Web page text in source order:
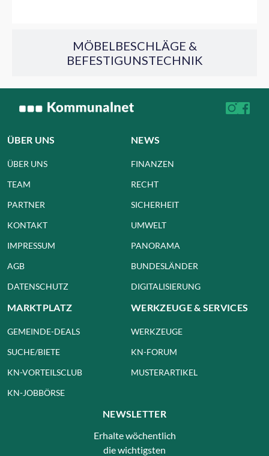
MÖBELBESCHLÄGE &
BEFESTIGUNSTECHNIK
ÜBER UNS
ÜBER UNS
TEAM
PARTNER
KONTAKT
IMPRESSUM
AGB
DATENSCHUTZ
NEWS
FINANZEN
RECHT
SICHERHEIT
UMWELT
PANORAMA
BUNDESLÄNDER
DIGITALISIERUNG
MARKTPLATZ
GEMEINDE-DEALS
SUCHE/BIETE
KN-VORTEILSCLUB
KN-JOBBÖRSE
WERKZEUGE & SERVICES
WERKZEUGE
KN-FORUM
MUSTERARTIKEL
NEWSLETTER
Erhalte wöchentlich
die wichtigsten